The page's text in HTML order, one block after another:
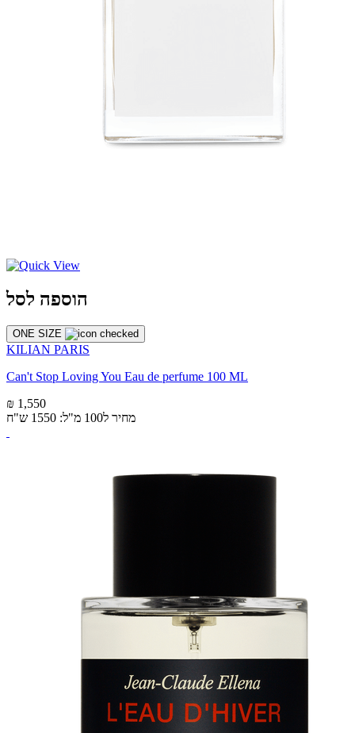
הוספה לסל
ONE SIZE
KILIAN PARIS
Can't Stop Loving You Eau de perfume 100 ML
₪ 1,550
מחיר ל100 מ"ל: 1550 ש"ח